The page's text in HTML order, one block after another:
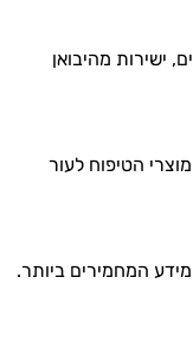
מהיבואן
לעור
ביותר.